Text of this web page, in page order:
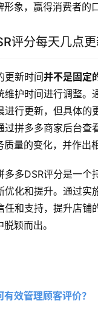
象，赢得消费者的口
评分每天几点更
更新时间并不是固定
维护时间进行调整。
进行更新，但具体的
拼多多商家后台查
量的变化，并作出
多多DSR评分是一个
优化和提升。通过实
任和支持，提升店铺
颖而出。
效管理顾客评价？